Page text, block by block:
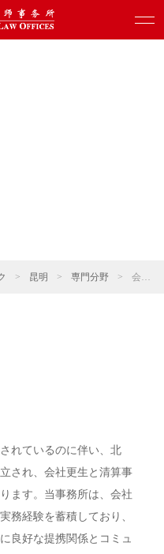
> 昆明 > 専門分野 > 会社更生と清算
れているのに伴い、北
され、会社更生と清算事
ます。当事務所は、会社
務経験を蓄積しており、
良好な提携関係とコミュ